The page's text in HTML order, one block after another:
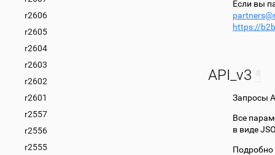
r2606
r2605
r2604
r2603
r2602
r2601
r2557
r2556
r2555
Если вы
partners@
https://
API_v3
Запросы
Все
в виде
Подробно